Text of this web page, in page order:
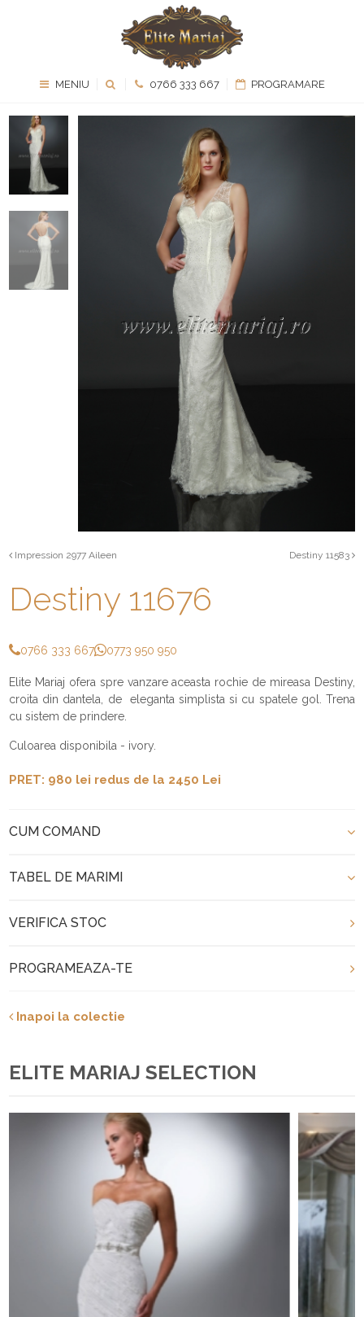
MENIU 0766 333 667 PROGRAMARE
Impression 2977 Aileen Destiny 11583
Destiny 11676
0766 333 667 0773 950 950
Elite Mariaj ofera spre vanzare aceasta rochie de mireasa Destiny,
croita din dantela, de eleganta simplista si cu spatele gol. Trena
cu sistem de prindere.
Culoarea disponibila - ivory.
PRET: 980 lei redus de la 2450 Lei
CUM COMAND
TABEL DE MARIMI
VERIFICA STOC
PROGRAMEAZA-TE
Inapoi la colectie
ELITE MARIAJ SELECTION